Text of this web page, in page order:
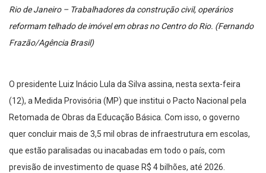
Rio de Janeiro – Trabalhadores da construção civil, operários
reformam telhado de imóvel em obras no Centro do Rio. (Fernando
Frazão/Agência Brasil)
O presidente Luiz Inácio Lula da Silva assina, nesta sexta-feira
(12), a Medida Provisória (MP) que institui o Pacto Nacional pela
Retomada de Obras da Educação Básica. Com isso, o governo
quer concluir mais de 3,5 mil obras de infraestrutura em escolas,
que estão paralisadas ou inacabadas em todo o país, com
previsão de investimento de quase R$ 4 bilhões, até 2026.